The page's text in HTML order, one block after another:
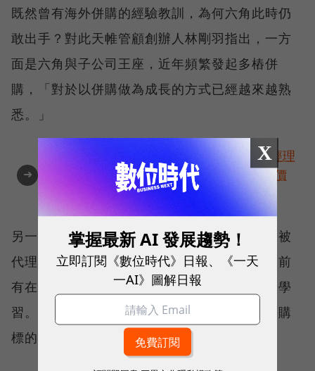
既然曾有海外併購的經驗教訓，為何六角此時仍
敢出手？對此天帷管顧創辦人林剛羽指出，一方
面是六角與子公司王座，近年頻繁發起多樁併
購，「對於以併購做為成長的方式已經越來越熟
悉。」
➜
角逐100 MVP盛典雙重榮耀！國際品牌X經理
人特別肯定，展現AI時代最具潛力的核心價
值
另一方面，以海外發展的效益來說，併購比起被
代理或是直營展店風險也更低一些，「即便之前
有在中國沒有太好的經驗，還是可以從錯誤中學
習。」此次選擇歐洲當地物料供應大廠作為併購
標的，也許就是一例。
X
掌握最新 AI 發展趨勢！
立即訂閱《數位時代》日報、《一天
一AI》圖解日報